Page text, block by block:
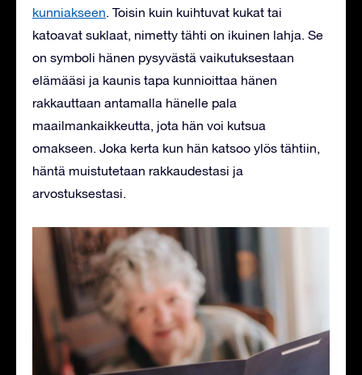
kunniakseen. Toisin kuin kuihtuvat kukat tai
katoavat suklaat, nimetty tähti on ikuinen lahja. Se
on symboli hänen pysyvästä vaikutuksestaan ​​
elämääsi ja kaunis tapa kunnioittaa hänen
rakkauttaan antamalla hänelle pala
maailmankaikkeutta, jota hän voi kutsua
omakseen. Joka kerta kun hän katsoo ylös tähtiin,
häntä muistutetaan rakkaudestasi ja
arvostuksestasi.